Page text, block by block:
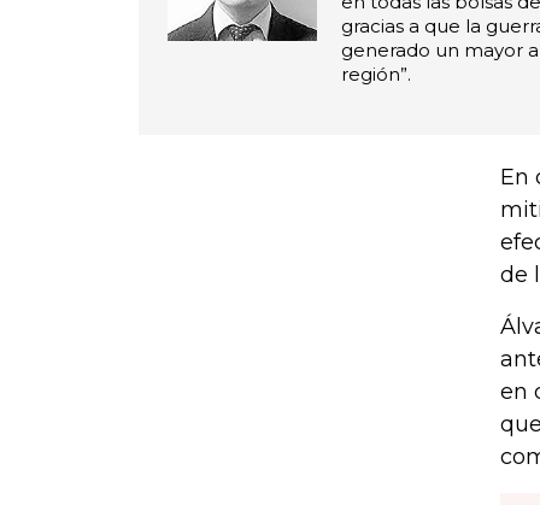
gracias a que la
generado un mayor
región”.
En
de
en